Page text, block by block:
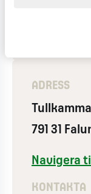
ADRESS
791 31
Navigera
KONTAKTA